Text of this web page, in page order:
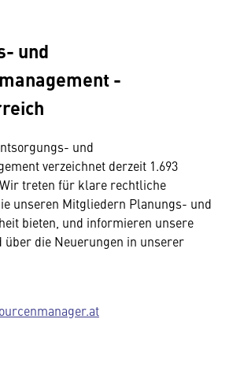
und
-
und
verzeichnet derzeit 1.693
treten für klare rechtliche
unseren Mitgliedern Planungs- und
bieten, und informieren unsere
die Neuerungen in unserer